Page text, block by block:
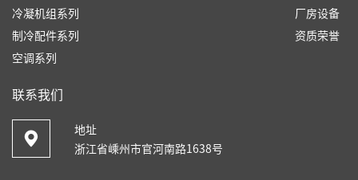
冷凝机组系列
制冷配件系列
空调系列
厂房设备
资质荣誉
联系我们
地址
浙江省嵊州市官河南路1638号